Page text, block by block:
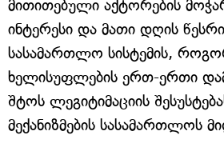
მითითებული აქტორების
ინტერესი და მათი დღის
სასამართლო სისტემის,
ხელისუფლების ერთ-ერთი
შტოს ლეგიტიმაციის
მექანიზმების სასამართლოს